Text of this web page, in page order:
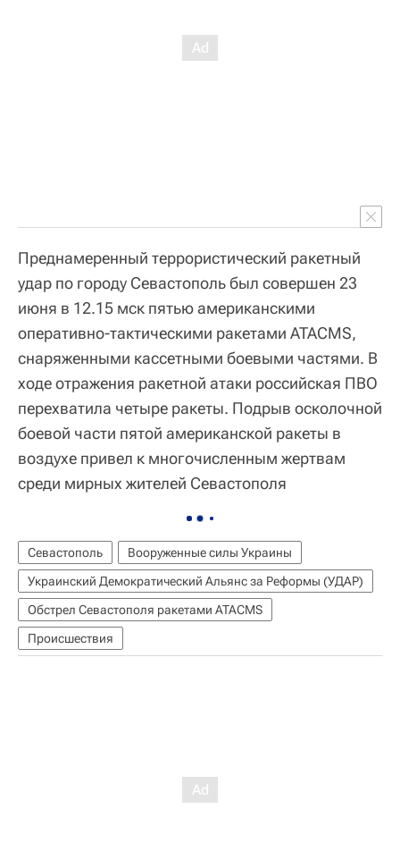
Преднамеренный террористический ракетный
удар по городу Севастополь был совершен 23
июня в 12.15 мск пятью американскими
оперативно-тактическими ракетами ATACMS,
снаряженными кассетными боевыми частями. В
ходе отражения ракетной атаки российская ПВО
перехватила четыре ракеты. Подрыв осколочной
боевой части пятой американской ракеты в
воздухе привел к многочисленным жертвам
среди мирных жителей Севастополя
Севастополь
Вооруженные силы Украины
Украинский Демократический Альянс за Реформы (УДАР)
Обстрел Севастополя ракетами ATACMS
Происшествия